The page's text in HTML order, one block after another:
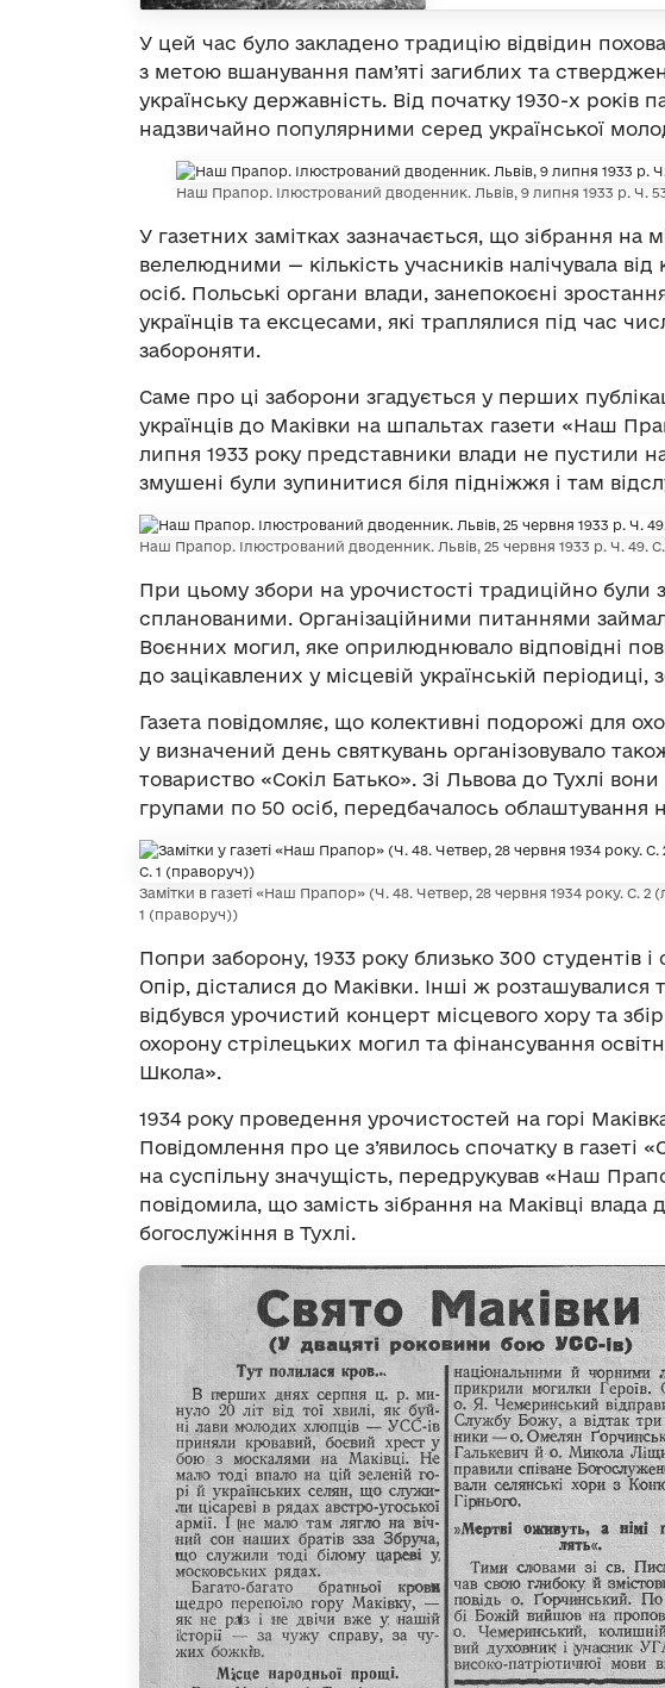
У цей час було закладено традицію відвідин
з метою вшанування пам’яті загиблих та
українську державність. Від початку 1930-х років
надзвичайно популярними серед української
Наш Прапор. Ілюстрований дводенник. Львів, 9 липня 1933 р. Ч.
У газетних замітках зазначається, що зібрання на
велелюдними — кількість учасників налічувала від
осіб. Польські органи влади, занепокоєні
українців та ексцесами, які траплялися під час
забороняти.
Саме про ці заборони згадується у перших
українців до Маківки на шпальтах газети «Наш
липня 1933 року представники влади не пустили на
змушені були зупинитися біля підніжжя і там
Наш Прапор. Ілюстрований дводенник. Львів, 25 червня 1933 р. Ч. 49. С.
При цьому збори на урочистості традиційно були
спланованими. Організаційними питаннями
Воєнних могил, яке оприлюднювало відповідні
до зацікавлених у місцевій українській
Газета повідомляє, що колективні подорожі для
у визначений день святкувань організовувало
товариство «Сокіл Батько». Зі Львова до Тухлі
групами по 50 осіб, передбачалось облаштування
Замітки в газеті «Наш Прапор» (Ч. 48. Четвер, 28 червня 1934 року. С. 2
1 (праворуч))
Попри заборону, 1933 року близько 300 студентів
Опір, дісталися до Маківки. Інші ж розташувалися
відбувся урочистий концерт місцевого хору та
охорону стрілецьких могил та фінансування
Школа».
1934 року проведення урочистостей на горі
Повідомлення про це з’явилось спочатку в газеті
на суспільну значущість, передрукував «Наш
повідомила, що замість зібрання на Маківці
богослужіння в Тухлі.